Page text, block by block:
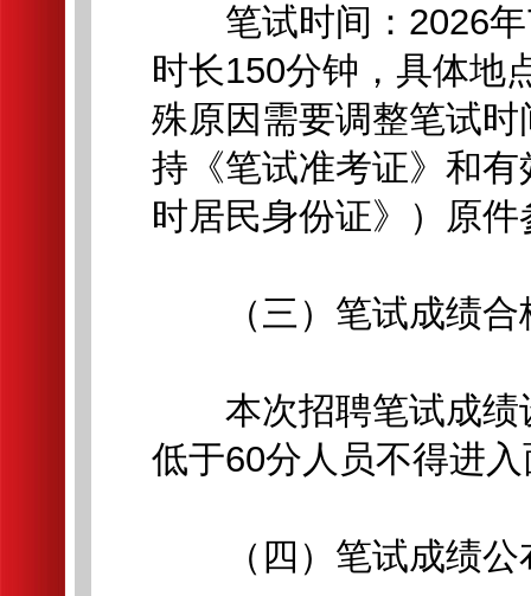
笔试时间：2026年7
时长150分钟，具体地
殊原因需要调整笔试
持《笔试准考证》和
时居民身份证》）原件
（三）笔试成绩合
本次招聘笔试成绩
低于60分人员不得进
（四）笔试成绩公